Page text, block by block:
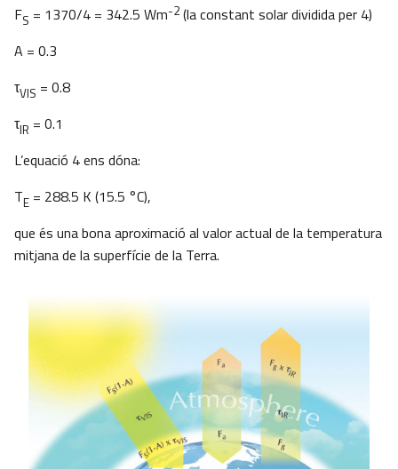
FS = 1370/4 = 342.5 Wm-2(la constant solar dividida per 4)
A = 0.3
τVIS = 0.8
τIR = 0.1
L’equació 4 ens dóna:
TE = 288.5 K (15.5 °C),
que és una bona aproximació al valor actual de la temperatura
mitjana de la superfície de la Terra.